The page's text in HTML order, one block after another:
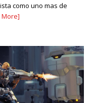
como uno mas de
More]